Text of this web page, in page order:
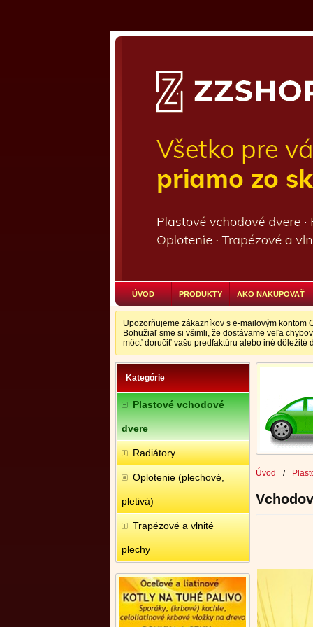
ÚVOD PRODUKTY AKO NAKUPOVAŤ
Upozorňujeme zákazníkov s e-mailovým
Bohužiaľ sme si všimli, že dostávame veľa
môcť doručiť vašu predfaktúru alebo iné dôležité
Kategórie
Plastové vchodové
dvere
Radiátory
Oplotenie (plechové,
pletivá)
Trapézové a vlnité
plechy
Úvod /